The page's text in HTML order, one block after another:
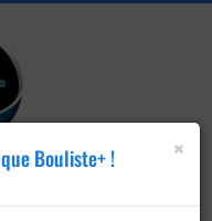
×
Bouliste+ !